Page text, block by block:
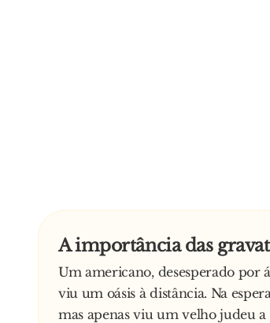
A importância das
Um americano, desesperado por
viu um oásis à distância. Na
mas apenas viu um velho judeu